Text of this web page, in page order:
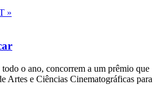
»
o ano, concorrem a um prêmio que
Artes e Ciências Cinematográficas para